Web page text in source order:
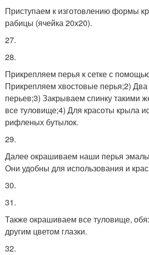
Приступаем к изготовлению формы
рабицы (ячейка 20х20).
27.
28.
Прикрепляем перья к сетке с
Прикрепляем хвостовые перья;2)
перьев;3) Закрываем спинку такими
все туловище;4) Для красоты крыла
рифленых бутылок.
29.
Далее окрашиваем наши перья
Они удобны для использования и
30.
31.
Также окрашиваем все туловище,
другим цветом глазки.
32.